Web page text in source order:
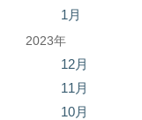
1月
2023年
12月
11月
10月